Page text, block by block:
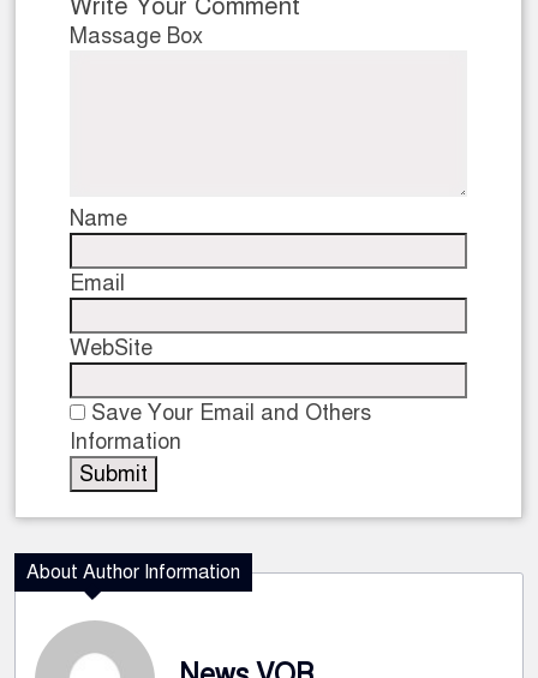
Write Your Comment
Massage Box
Name
Email
WebSite
Save Your Email and Others
Information
About Author Information